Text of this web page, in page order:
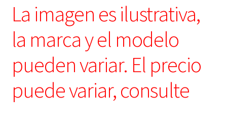
La imagen es ilustrativa,
la marca y el modelo
pueden variar. El precio
puede variar, consulte